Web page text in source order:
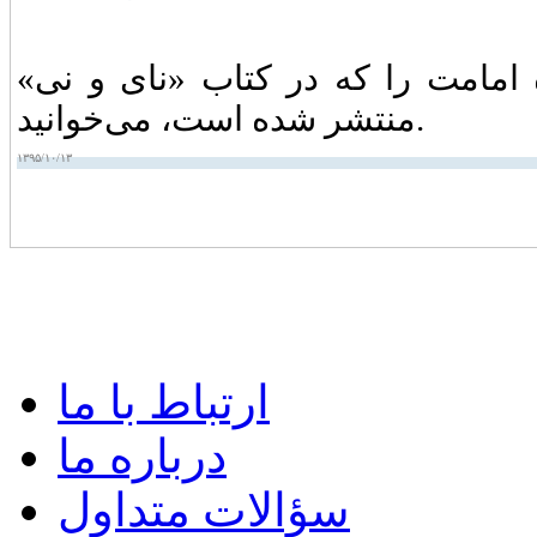
را که در کتاب «نای و نی»
منتشر شده است، می‌خوانید.
۱۳۹۵/۱۰/۱۳
ارتباط با ما
درباره ما
سؤالات متداول